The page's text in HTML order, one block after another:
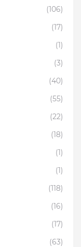
(106)
(17)
(1)
(3)
(40)
(55)
(22)
(18)
(1)
(1)
(118)
(16)
(17)
(63)